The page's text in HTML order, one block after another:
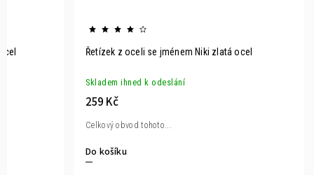
Řetízek z oceli se jménem Niki zlatá ocel
Skladem ihned k odeslání
259 Kč
Do košíku
Celkový obvod tohoto...